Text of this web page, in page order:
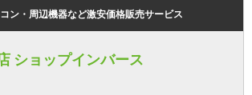
ン・周辺機器など激安価格販売サービス
ショップインバース